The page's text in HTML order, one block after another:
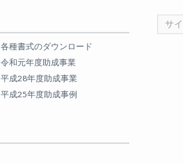
各種書式のダウンロード
令和元年度助成事業
平成28年度助成事業
平成25年度助成事例